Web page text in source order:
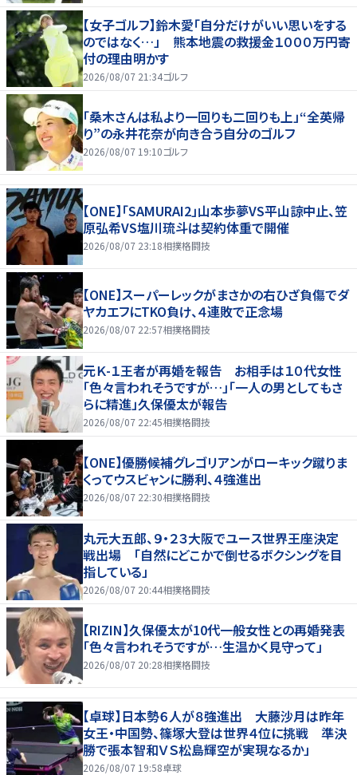
【女子ゴルフ】鈴木愛「自分だけがいい思いをする
のではなく…」 熊本地震の救援金１０００万円寄
付の理由明かす
2026/08/07 21:34ゴルフ
「桑木さんは私より一回りも二回りも上」“全英帰
り”の永井花奈が向き合う自分のゴルフ
2026/08/07 19:10ゴルフ
【ONE】「SAMURAI2」山本歩夢VS平山諒中止、笠
原弘希VS塩川琉斗は契約体重で開催
2026/08/07 23:18相撲格闘技
【ONE】スーパーレックがまさかの右ひざ負傷でダ
ヤカエフにTKO負け、４連敗で正念場
2026/08/07 22:57相撲格闘技
元Ｋ-１王者が再婚を報告 お相手は１０代女性
「色々言われそうですが…」「一人の男としてもさ
らに精進」久保優太が報告
2026/08/07 22:45相撲格闘技
【ONE】優勝候補グレゴリアンがローキック蹴りま
くってウスビャンに勝利、４強進出
2026/08/07 22:30相撲格闘技
丸元大五郎、９・２３大阪でユース世界王座決定
戦出場 「自然にどこかで倒せるボクシングを目
指している」
2026/08/07 20:44相撲格闘技
【RIZIN】久保優太が10代一般女性との再婚発表
「色々言われそうですが…生温かく見守って」
2026/08/07 20:28相撲格闘技
【卓球】日本勢６人が８強進出 大藤沙月は昨年
女王・中国勢、篠塚大登は世界４位に挑戦 準決
勝で張本智和ＶＳ松島輝空が実現なるか」
2026/08/07 19:58卓球